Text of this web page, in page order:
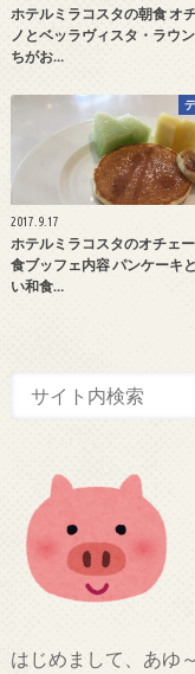
ホテルミラコスタの朝食 オ
ノとベッラヴィスタ・ラウ
ちがお…
2017.9.17
ホテルミラコスタのオチェ
食ブッフェ内容 パンケーキ
い和食…
はじめまして、あゆ